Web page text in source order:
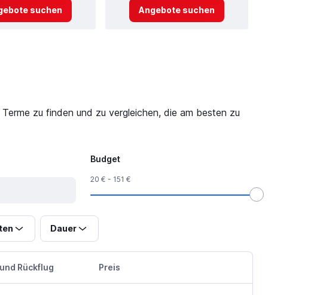
suchen Angebote suchen
zu finden und zu vergleichen, die am besten zu
Budget
20 € - 151 €
Dauer
Rückflug Preis